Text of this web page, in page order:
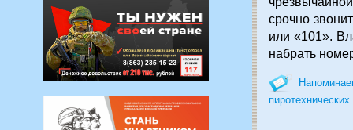
срочно
или «101».
набрать